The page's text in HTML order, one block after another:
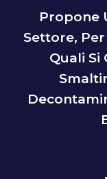
Propone
Settore,
Quali Si